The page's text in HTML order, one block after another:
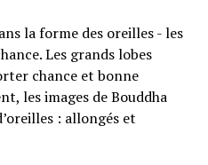
la forme des oreilles - les
Les grands lobes
chance et bonne
les images de Bouddha
: allongés et